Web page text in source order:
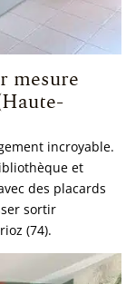
mesure
incroyable.
et
des placards
sortir
(74).